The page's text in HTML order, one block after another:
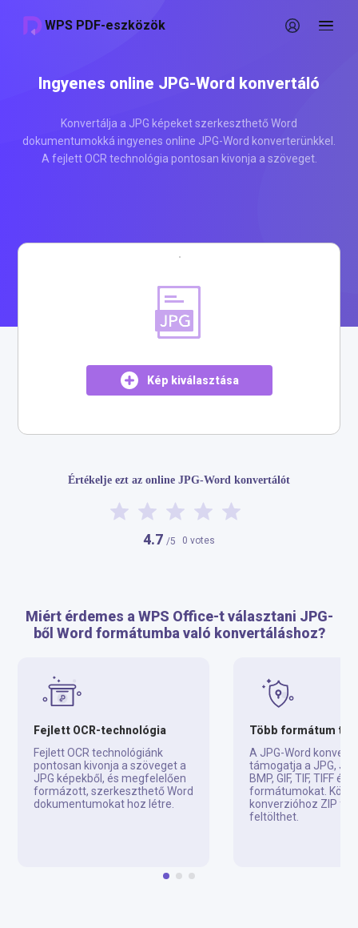
Ingyenes online JPG-Word konvertáló
Konvertálja a JPG képeket szerkeszthető Word
dokumentumokká ingyenes online JPG-Word konverterünkkel.
A fejlett OCR technológia pontosan kivonja a szöveget.
Kép kiválasztása
Értékelje ezt az online JPG-Word konvertálót
4.7 /5 0 votes
Miért érdemes a WPS Office-t választani JPG-
ből Word formátumba való konvertáláshoz?
Fejlett OCR-technológia
Fejlett OCR technológiánk
pontosan kivonja a szöveget a
JPG képekből, és megfelelően
formázott, szerkeszthető Word
dokumentumokat hoz létre.
Több formátum
A JPG-Word
támogatja a JPG,
BMP, GIF, TIF, TIFF és
formátumokat.
konverzióhoz ZIP
feltölthet.
WPS PDF-eszközök